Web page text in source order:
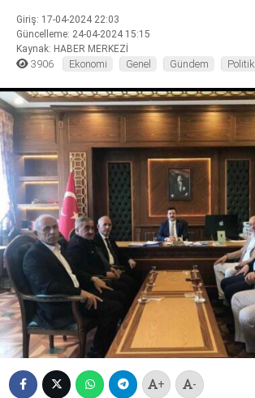
Giriş: 17-04-2024 22:03
Güncelleme: 24-04-2024 15:15
Kaynak: HABER MERKEZİ
3906 Ekonomi Genel Gündem
+ -